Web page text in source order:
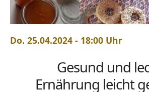
Do. 25.04.2024 - 18:00 Uhr
Gesund und
Ernährung leicht